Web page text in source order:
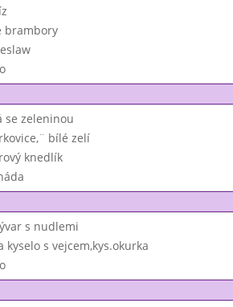
brambory
se zeleninou
bílé zelí
knedlík
s nudlemi
kyselo s vejcem,kys.okurka